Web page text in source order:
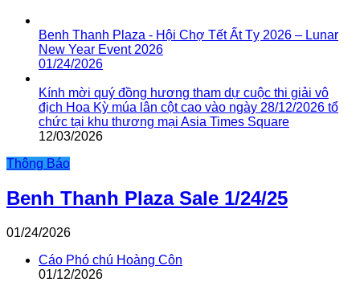
Benh Thanh Plaza - Hội Chợ Tết Ất Tỵ 2026 – Lunar
New Year Event 2026
01/24/2026
Kính mời quý đồng hương tham dự cuộc thi giải vô
địch Hoa Kỳ múa lân cột cao vào ngày 28/12/2026 tổ
chức tại khu thương mại Asia Times Square
12/03/2026
Thông Báo
Benh Thanh Plaza Sale 1/24/25
01/24/2026
Cáo Phó chú Hoàng Côn
01/12/2026